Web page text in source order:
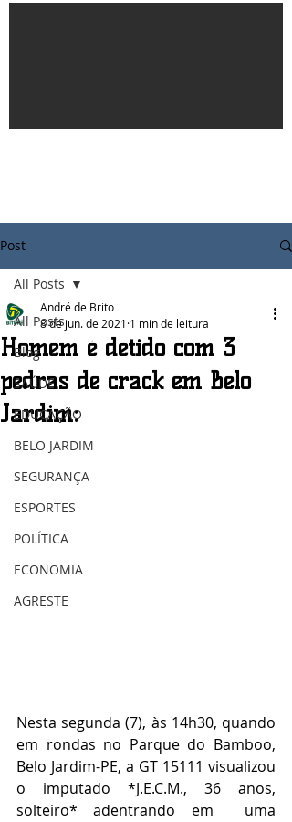
Post
All Posts
Blog
SAÚDE
EDUCAÇÃO
BELO JARDIM
SEGURANÇA
ESPORTES
POLÍTICA
ECONOMIA
AGRESTE
All Posts
Homem é detido com 3
pedras de crack em Belo
Jardim:
André de Brito
8 de jun. de 2021 1 min de leitura
Nesta segunda (7), às 14h30, quando
em rondas no Parque do Bamboo,
Belo Jardim-PE, a GT 15111 visualizou
o imputado *J.E.C.M., 36 anos,
solteiro* adentrando em  uma